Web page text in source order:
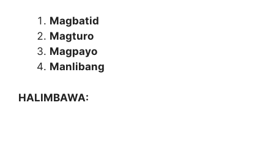
Magbatid
Magturo
Magpayo
Manlibang
HALIMBAWA: